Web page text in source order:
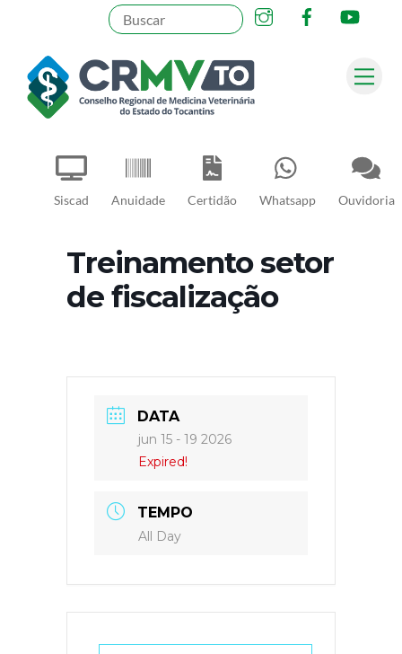
content
Siscad Anuidade Certidão Whatsapp Ouvidoria
InstagramFacebook
Pesquisar
Treinamento setor
de fiscalização
DATA
jun 15 - 19 2026
Expired!
TEMPO
All Day